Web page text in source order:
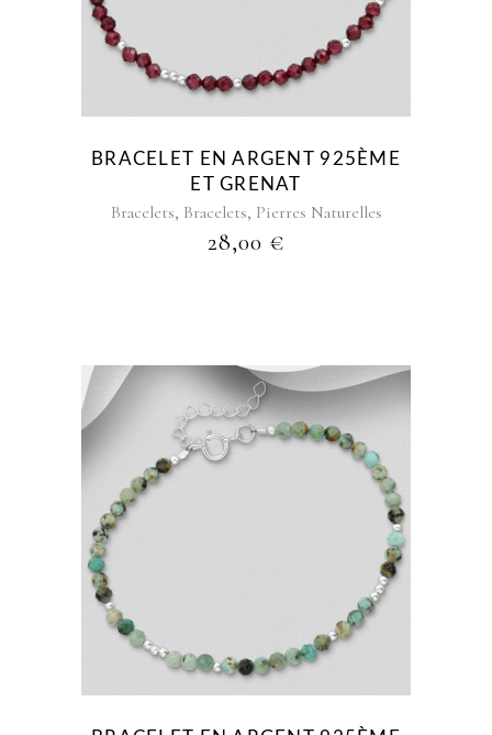
BRACELET EN ARGENT 925ÈME
ET GRENAT
Bracelets, Bracelets, Pierres Naturelles
28,00 €